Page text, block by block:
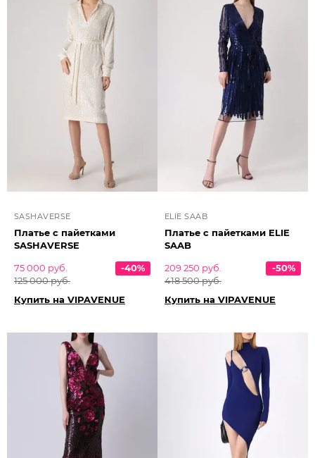
SASHAVERSE
Платье с пайетками
SASHAVERSE
75 000 руб.
125 000 руб.
-40%
Купить на VIPAVENUE
ELIE SAAB
Платье с пайетками ELIE
SAAB
209 250 руб.
418 500 руб.
-50%
Купить на VIPAVENUE